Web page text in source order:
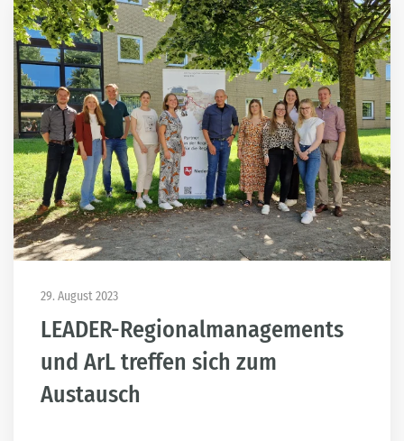
29. August 2023
LEADER-Regionalmanagements
und ArL treffen sich zum
Austausch